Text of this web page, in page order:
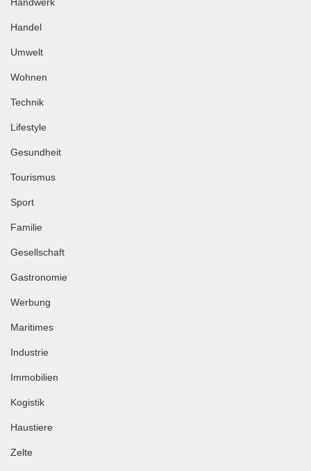
Handel
Umwelt
Wohnen
Technik
Lifestyle
Gesundheit
Tourismus
Sport
Familie
Gesellschaft
Gastronomie
Werbung
Maritimes
Industrie
Immobilien
Kogistik
Haustiere
Zelte